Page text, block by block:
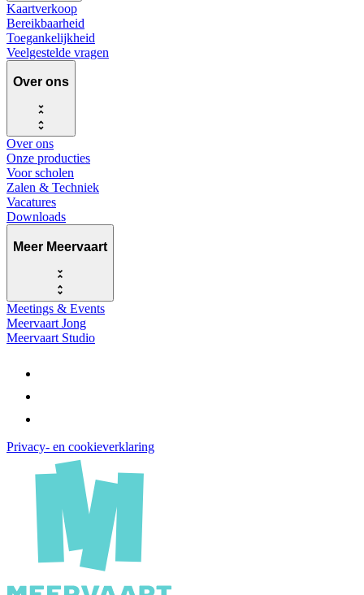
Kaartverkoop
Bereikbaarheid
Toegankelijkheid
Veelgestelde vragen
Over ons
Over ons
Onze producties
Voor scholen
Zalen & Techniek
Vacatures
Downloads
Meer Meervaart
Meetings & Events
Meervaart Jong
Meervaart Studio
Privacy- en cookieverklaring